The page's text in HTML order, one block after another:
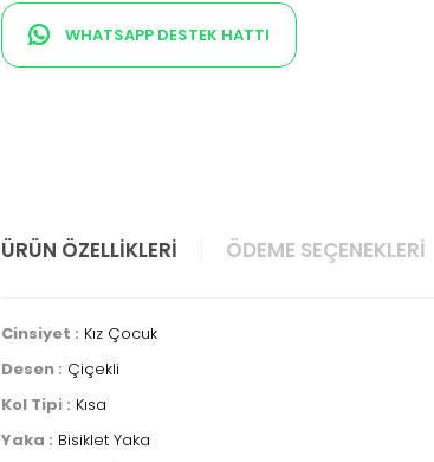
WHATSAPP DESTEK HATTI
ÜRÜN ÖZELLIKLERI ÖDEME SEÇENEKLERI
Cinsiyet : Kız Çocuk
Desen : Çiçekli
Kol Tipi : Kısa
Yaka : Bisiklet Yaka